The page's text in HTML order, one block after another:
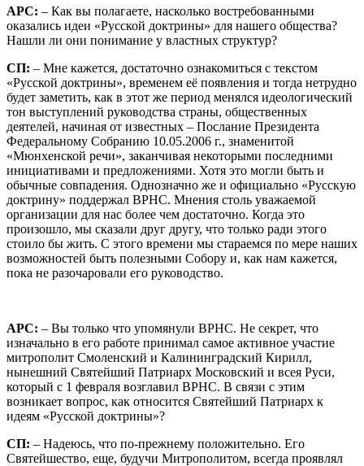
АРС: – Как вы полагаете, насколько востребованными
оказались идеи «Русской доктрины» для нашего общества?
Нашли ли они понимание у властных структур?
СП: – Мне кажется, достаточно ознакомиться с текстом
«Русской доктрины», временем её появления и тогда нетрудно
будет заметить, как в этот же период менялся идеологический
тон выступлений руководства страны, общественных
деятелей, начиная от известных – Послание ​Президента
Федеральному Собранию 10.05.2006 г., знаменитой
«Мюнхенской речи», заканчивая некоторыми последними
инициативами и предложениями. Хотя это могли быть и
обычные совпадения. Однозначно же и официально «Русскую
доктрину» поддержал ВРНС. Мнения столь уважаемой
организации для нас более чем достаточно. Когда это
произошло, мы сказали друг другу, что только ради этого
стоило бы жить. С этого времени мы стараемся по мере наших
возможностей быть полезными Собору и, как нам кажется,
пока не разочаровали его руководство.
АРС: – Вы только что упомянули ВРНС. Не секрет, что
изначально в его работе принимал самое активное участие
митрополит Смоленский и Калининградский Кирилл,
нынешний Святейший Патриарх Московский и всея Руси,
который с 1 февраля возглавил ВРНС. В связи с этим
возникает вопрос, как относится Святейший Патриарх к
идеям «Русской доктрины»?
СП: – Надеюсь, что по-прежнему положительно. Его
Святейшество, еще, будучи Митрополитом, всегда проявлял